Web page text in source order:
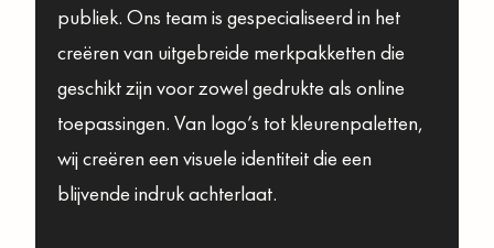
publiek. Ons team is gespecialiseerd in het
creëren van uitgebreide merkpakketten die
geschikt zijn voor zowel gedrukte als online
toepassingen. Van logo’s tot kleurenpaletten,
wij creëren een visuele identiteit die een
blijvende indruk achterlaat.